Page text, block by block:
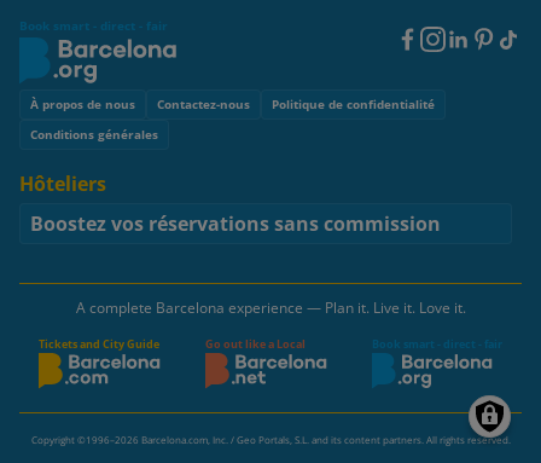
Book smart - direct - fair
Footer
Social
Footer
À propos de nous Contactez-nous
Politique de confidentialité
Conditions générales
Hôteliers
Boostez vos réservations sans commission
A complete Barcelona experience — Plan it. Live it. Love it.
Tickets and City Guide Go out like a Local Book smart - direct - fair
Copyright ©1996–2026 Barcelona.com, Inc. / Geo Portals, S.L. and its content partners. All rights reserved.